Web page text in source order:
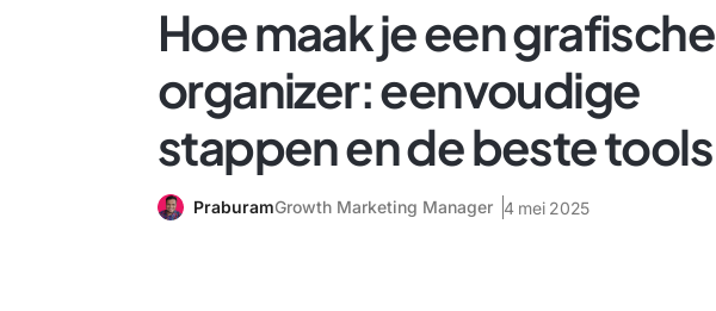
Hoe maak je een grafische
organizer: eenvoudige
stappen en de beste tools
PraburamGrowth Marketing Manager 4 mei 2025